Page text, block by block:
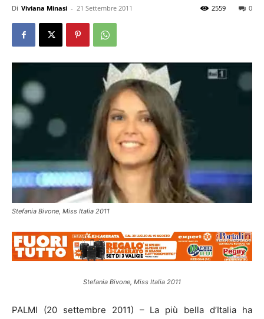
Di Viviana Minasi - 21 Settembre 2011 0
2559
Stefania Bivone, Miss Italia 2011
Stefania Bivone, Miss Italia 2011
PALMI (20 settembre 2011) – La più bella d’Italia ha